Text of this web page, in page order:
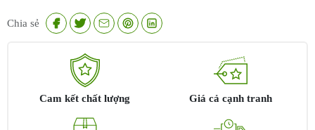
585.000 ₫.
Chia sẻ
Cam kết chất lượng Giá cả cạnh tranh